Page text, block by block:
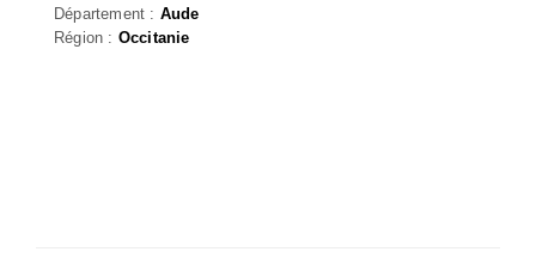
Département : Aude
Région : Occitanie